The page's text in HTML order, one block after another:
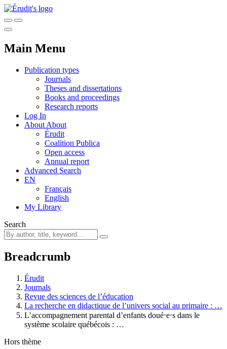
Main Menu
Publication types
Journals
Theses and dissertations
Books and proceedings
Research reports
Log In
About About
Érudit
Coalition Publica
Open access
Annual report
Advanced Search
EN
Français
English
My Library
Search
Breadcrumb
Érudit
Journals
Revue des sciences de l’éducation
La recherche en didactique de l’univers social au primaire : …
L’accompagnement parental d’enfants doué⋅e⋅s dans le
système scolaire québécois : …
Hors thème